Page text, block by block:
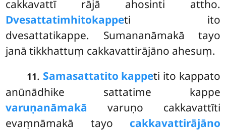
cakkavattī rājā ahosinti attho.
Dvesattatimhitokappeti ito
dvesattatikappe. Sumananāmakā tayo
janā tikkhattuṃ cakkavattirājāno ahesuṃ.
11. Samasattatito kappeti ito kappato
anūnādhike sattatime kappe
varuṇanāmakā varuṇo cakkavattīti
evaṃnāmakā tayo cakkavattirājāno